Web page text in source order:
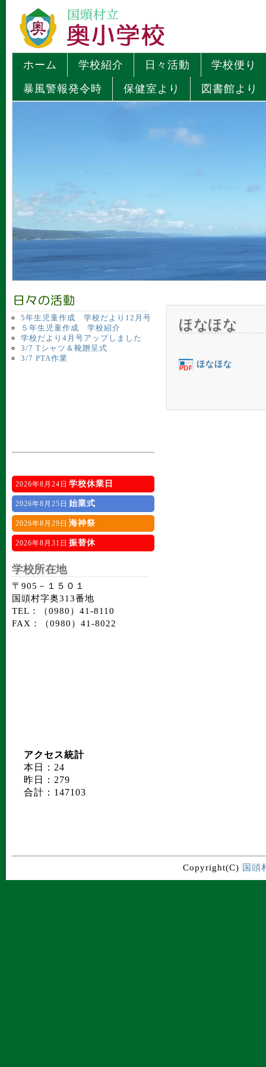
ホーム 学校紹介 日々活動
学校便り
暴風警報発令時
保健室より 図書館より
ほなほな
ほなほな
5年生児童作成 学校だより12月号
５年生児童作成 学校紹介
学校だより4月号アップしました
3/7 Tシャツ＆靴贈呈式
3/7 PTA作業
2026年8月24日 学校休業日
2026年8月25日 始業式
2026年8月29日 海神祭
2026年8月31日 振替休
学校所在地
〒905－１５０１
国頭村字奥313番地
TEL：（0980）41-8110
FAX：（0980）41-8022
アクセス統計
本日：24
昨日：279
合計：147103
Copyright(C) 国頭